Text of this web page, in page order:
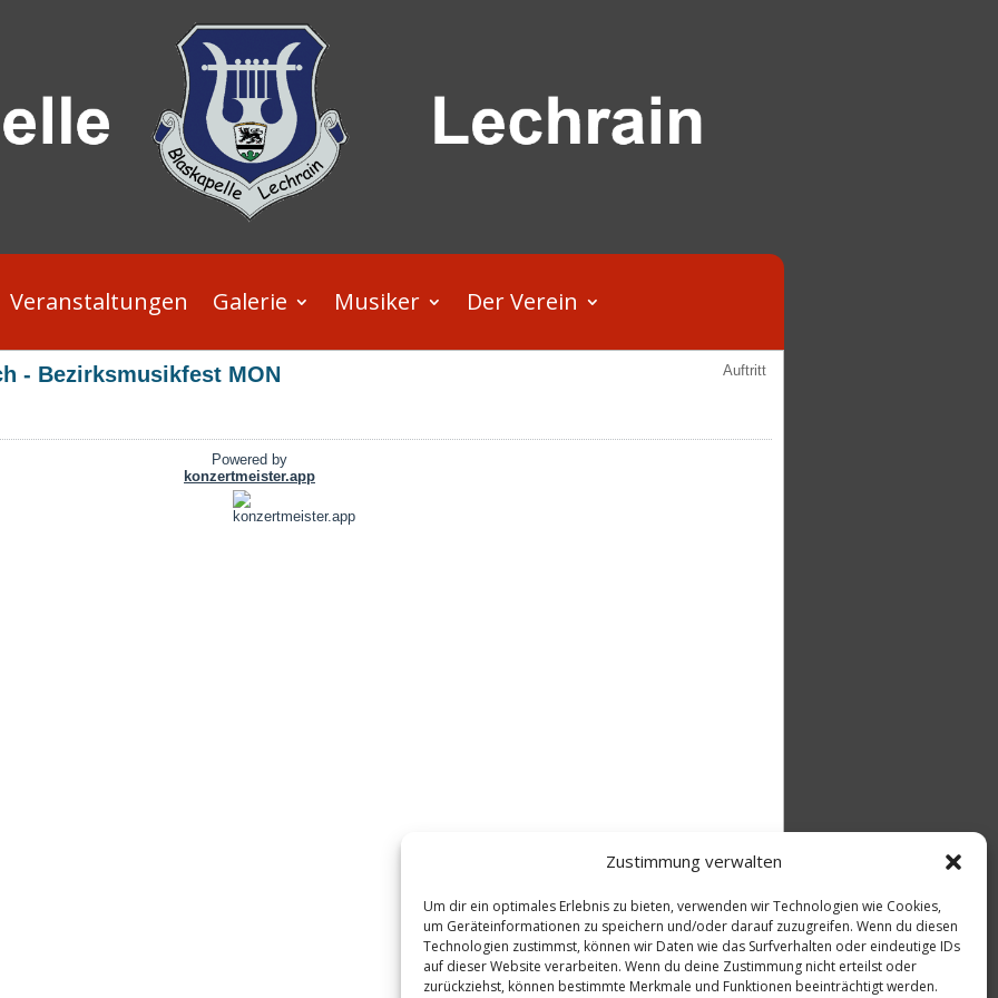
Zustimmung verwalten
Um dir ein optimales Erlebnis zu bieten, verwenden wir Technologien wie Cookies,
um Geräteinformationen zu speichern und/oder darauf zuzugreifen. Wenn du diesen
Technologien zustimmst, können wir Daten wie das Surfverhalten oder eindeutige IDs
auf dieser Website verarbeiten. Wenn du deine Zustimmung nicht erteilst oder
zurückziehst, können bestimmte Merkmale und Funktionen beeinträchtigt werden.
Veranstaltungen Galerie Musiker Der Verein